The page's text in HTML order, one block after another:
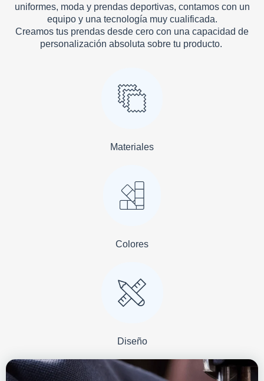
uniformes, moda y prendas deportivas, contamos con un
equipo y una tecnología muy cualificada.
Creamos tus prendas desde cero con una capacidad de
personalización absoluta sobre tu producto.
Materiales
Colores
Diseño